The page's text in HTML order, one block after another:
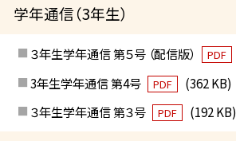
学年通信（3年生）
３年生学年通信 第５号 （配信版） PDF
3年生学年通信 第4号
PDF
(362 KB)
３年生学年通信 第３号
PDF (192 KB)